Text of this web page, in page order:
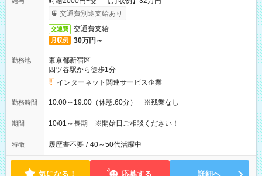
交通費別途支給あり
交通費 交通費支給
月収例 30万円～
勤務地
東京都新宿区
四ツ谷駅から徒歩1分
インターネット関連サービス企業
勤務時間 10:00～19:00（休憩:60分） ※残業なし
期間 10/01～長期 ※開始日ご相談ください！
特徴 履歴書不要 / 40～50代活躍中
気になる！ 応募する 詳細へ